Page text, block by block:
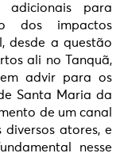
adicionais para
dos impactos
desde a questão
ali no Tanquã,
advir para os
Santa Maria da
de um canal
atores, e
nesse